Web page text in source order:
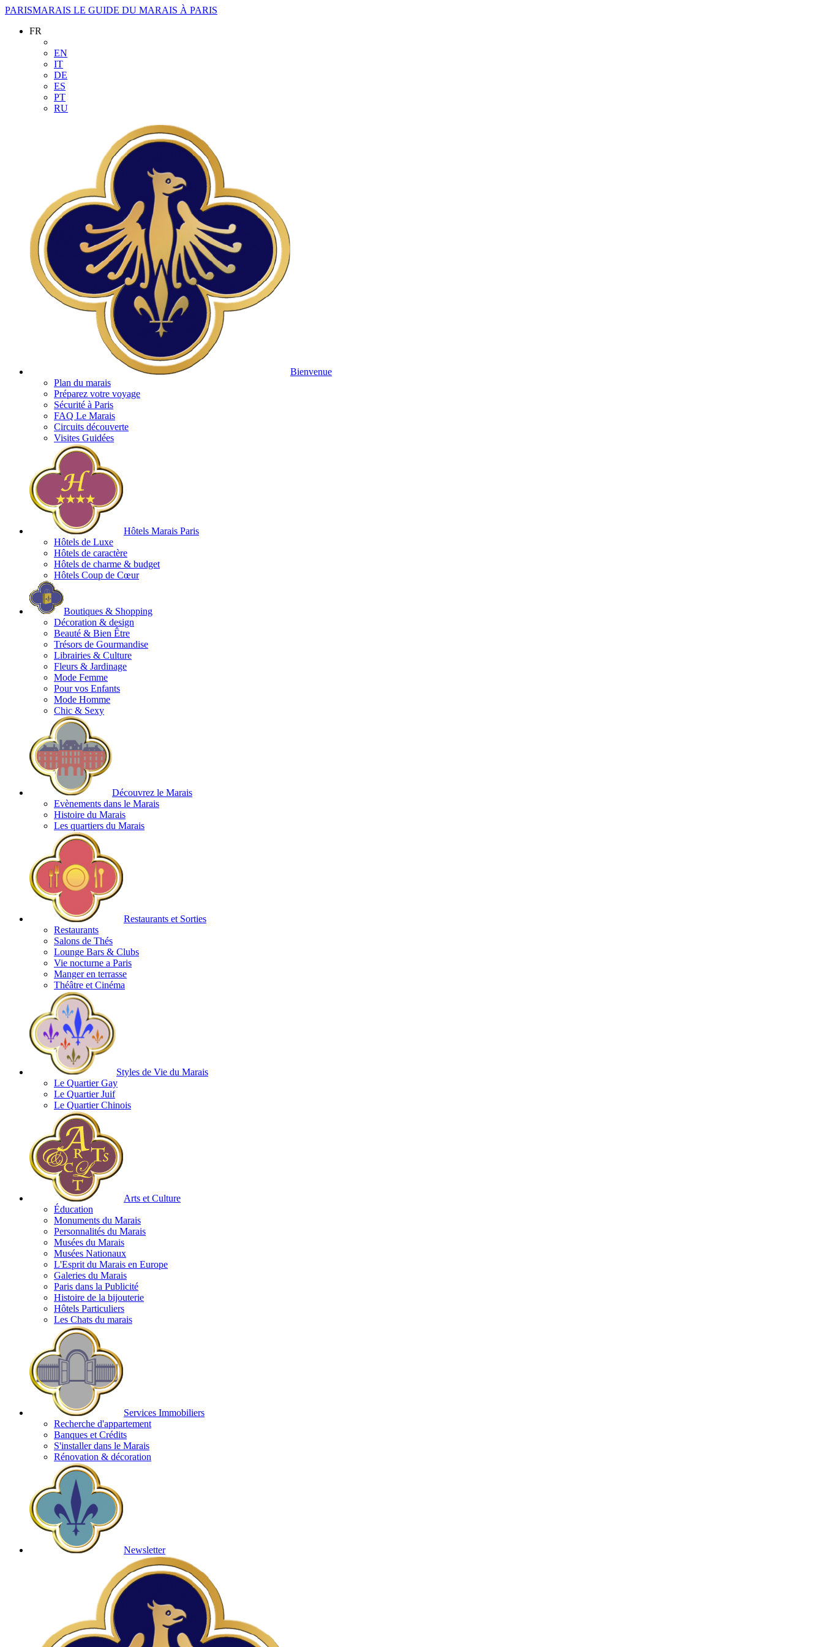
PARISMARAIS LE GUIDE DU MARAIS À PARIS
FR
EN
IT
DE
ES
PT
RU
Bienvenue
Plan du marais
Préparez votre voyage
Sécurité à Paris
FAQ Le Marais
Circuits découverte
Visites Guidées
Hôtels Marais Paris
Hôtels de Luxe
Hôtels de caractère
Hôtels de charme & budget
Hôtels Coup de Cœur
Boutiques & Shopping
Décoration & design
Beauté & Bien Être
Trésors de Gourmandise
Librairies & Culture
Fleurs & Jardinage
Mode Femme
Pour vos Enfants
Mode Homme
Chic & Sexy
Découvrez le Marais
Evènements dans le Marais
Histoire du Marais
Les quartiers du Marais
Restaurants et Sorties
Restaurants
Salons de Thés
Lounge Bars & Clubs
Vie nocturne a Paris
Manger en terrasse
Théâtre et Cinéma
Styles de Vie du Marais
Le Quartier Gay
Le Quartier Juif
Le Quartier Chinois
Arts et Culture
Éducation
Monuments du Marais
Personnalités du Marais
Musées du Marais
Musées Nationaux
L'Esprit du Marais en Europe
Galeries du Marais
Paris dans la Publicité
Histoire de la bijouterie
Hôtels Particuliers
Les Chats du marais
Services Immobiliers
Recherche d'appartement
Banques et Crédits
S'installer dans le Marais
Rénovation & décoration
Newsletter